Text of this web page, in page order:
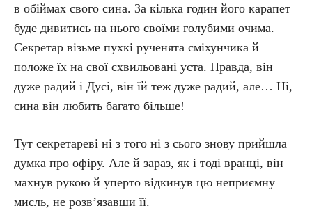
в обіймах свого сина. За кілька годин його карапет
буде дивитись на нього своїми голубими очима.
Секретар візьме пухкі рученята сміхунчика й
положе їх на свої схвильовані уста. Правда, він
дуже радий і Дусі, він їй теж дуже радий, але… Ні,
сина він любить багато більше!
Тут секретареві ні з того ні з сього знову прийшла
думка про офіру. Але й зараз, як і тоді вранці, він
махнув рукою й уперто відкинув цю неприємну
мисль, не розв’язавши її.